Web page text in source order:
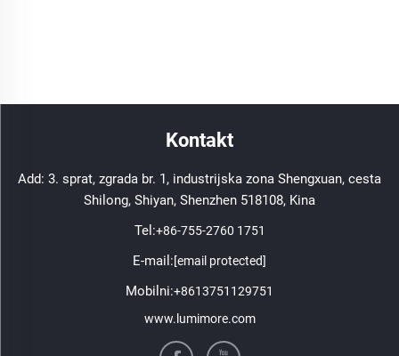
Kontakt
Add: 3. sprat, zgrada br. 1, industrijska zona Shengxuan, cesta
Shilong, Shiyan, Shenzhen 518108, Kina
Tel:+86-755-2760 1751
E-mail:[email protected]
Mobilni:+8613751129751
www.lumimore.com